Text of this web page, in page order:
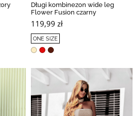
Długi kombinezon wide leg
Flower Fusion czarny
119,99 zł
ONE SIZE